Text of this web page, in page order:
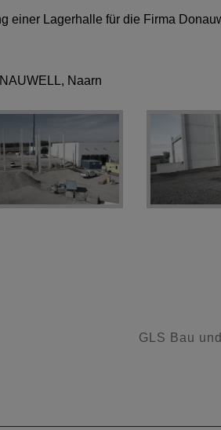
einer Lagerhalle für die Firma
Naarn
GLS Bau